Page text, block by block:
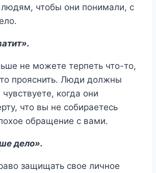
чтобы они понимали, с
не можете терпеть что-то,
прояснить. Люди должны
когда они
что вы не собираетесь
обращение с вами.
дело».
защищать свое личное